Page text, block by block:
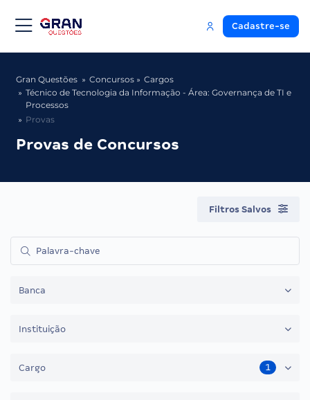
Cadastre-se
Gran Questões Concursos
Cargos
Técnico de Tecnologia da Informação - Área: Governança de TI e
Processos
Provas
Provas de Concursos
Filtros Salvos
Banca
Instituição
Cargo 1